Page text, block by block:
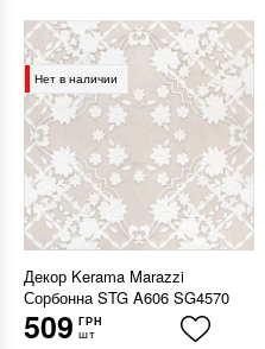
Нет в наличии
Декор Kerama Marazzi
Сорбонна STG A606 SG4570
509 ГРН
шт